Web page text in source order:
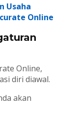
Usaha
Online
Online,
diri diawal.
akan